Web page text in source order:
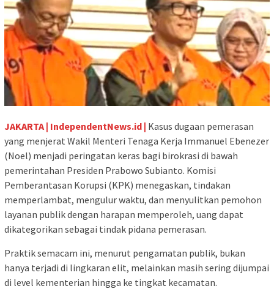
JAKARTA | IndependentNews.id | Kasus dugaan pemerasan
yang menjerat Wakil Menteri Tenaga Kerja Immanuel Ebenezer
(Noel) menjadi peringatan keras bagi birokrasi di bawah
pemerintahan Presiden Prabowo Subianto. Komisi
Pemberantasan Korupsi (KPK) menegaskan, tindakan
memperlambat, mengulur waktu, dan menyulitkan pemohon
layanan publik dengan harapan memperoleh, uang dapat
dikategorikan sebagai tindak pidana pemerasan.
Praktik semacam ini, menurut pengamatan publik, bukan
hanya terjadi di lingkaran elit, melainkan masih sering dijumpai
di level kementerian hingga ke tingkat kecamatan.